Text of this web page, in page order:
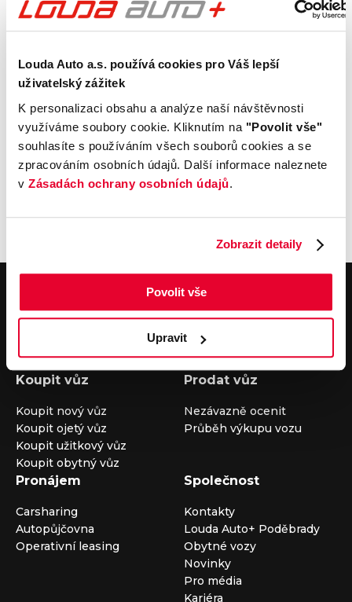
Louda Auto a.s. používá cookies pro Váš lepší
uživatelský zážitek
K personalizaci obsahu a analýze naší návštěvnosti
využíváme soubory cookie. Kliknutím na "Povolit vše"
souhlasíte s používáním všech souborů cookies a se
zpracováním osobních údajů. Další informace naleznete
v Zásadách ochrany osobních údajů.
Zobrazit detaily
Povolit vše
Upravit
Přečetl jsem a byl jsem poučen s
podmínkamiapodmínkami ochrany osobních údajů
(GDPR)
zasíláním obchodních sdělení
speciálních nabídek o produktech a službách) na můj
e-mail
V případě dotazů volejte číslo nonstop infolinky
nebo nám napište na e-mailauto@louda.cz
Koupit vůz
Koupit nový vůz
Koupit ojetý vůz
Koupit užitkový vůz
Koupit obytný vůz
Prodat vůz
Nezávazně ocenit
Průběh výkupu vozu
Pronájem
Carsharing
Autopůjčovna
Operativní leasing
Společnost
Kontakty
Louda Auto+ Poděbrady
Obytné vozy
Novinky
Pro média
Kariéra